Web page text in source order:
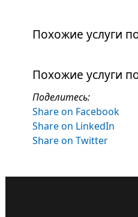
Похожие услуги
Похожие услуги
Поделитесь:
Share on Facebook
Share on LinkedIn
Share on Twitter